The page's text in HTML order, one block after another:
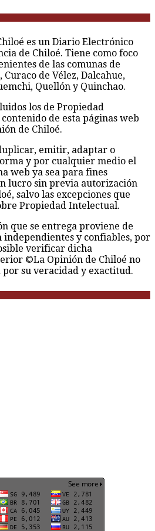
es un Diario Electrónico
de Chiloé. Tiene como foco
de las comunas de
Curaco de Vélez, Dalcahue,
Quellón y Quinchao.
los de Propiedad
de esta páginas web
de Chiloé.
emitir, adaptar o
y por cualquier medio el
web ya sea para fines
lucro sin previa autorización
salvo las excepciones que
Propiedad Intelectual.
que se entrega proviene de
independientes y confiables, por
verificar dicha
©La Opinión de Chiloé no
su veracidad y exactitud.